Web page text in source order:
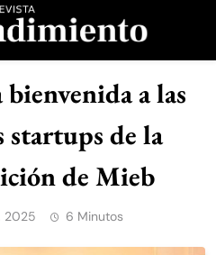
a las
startups de la
de Mieb
2025 6 Minutos